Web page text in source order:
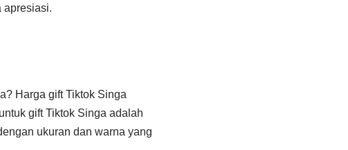
apresiasi.
Harga gift Tiktok Singa
gift Tiktok Singa adalah
ukuran dan warna yang